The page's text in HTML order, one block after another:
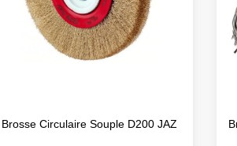
Brosse Circulaire Souple D200 JAZ